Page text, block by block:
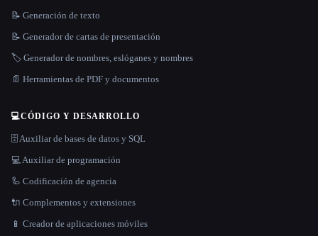
📝 Generación de texto
📝 Generador de cartas de presentación
🏷️ Generador de nombres, eslóganes y nombres
📄 Herramientas de PDF y documentos
💻CÓDIGO Y DESARROLLO
🗄️ Auxiliar de bases de datos y SQL
💻 Auxiliar de programación
🦾 Codificación de agencia
🔌 Complementos y extensiones
📱 Creador de aplicaciones móviles